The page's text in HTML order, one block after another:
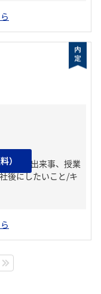
力した出来事、授業
後にしたいこと/キ
）